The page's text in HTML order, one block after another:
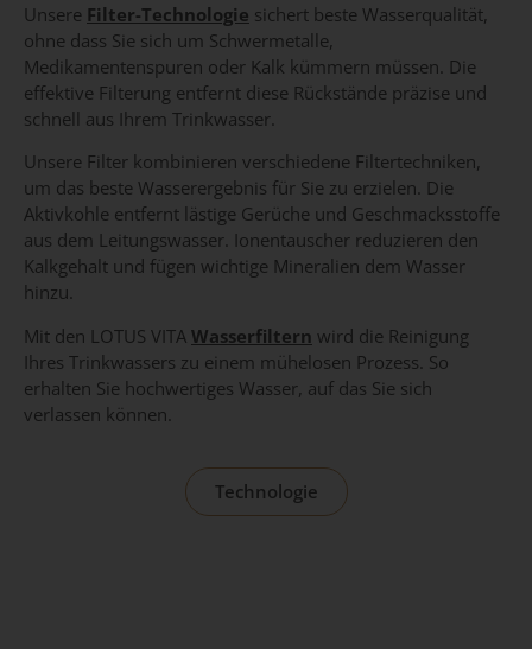
Unsere Filter-Technologie sichert beste Wasserqualität,
ohne dass Sie sich um Schwermetalle,
Medikamentenspuren oder Kalk kümmern müssen. Die
effektive Filterung entfernt diese Rückstände präzise und
schnell aus Ihrem Trinkwasser.
Unsere Filter kombinieren verschiedene Filtertechniken,
um das beste Wasserergebnis für Sie zu erzielen. Die
Aktivkohle entfernt lästige Gerüche und Geschmacksstoffe
aus dem Leitungswasser. Ionentauscher reduzieren den
Kalkgehalt und fügen wichtige Mineralien dem Wasser
hinzu.
Mit den LOTUS VITA Wasserfiltern wird die Reinigung
Ihres Trinkwassers zu einem mühelosen Prozess. So
erhalten Sie hochwertiges Wasser, auf das Sie sich
verlassen können.
Technologie